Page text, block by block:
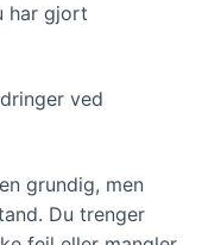
har gjort
ved
grundig, men
Du trenger